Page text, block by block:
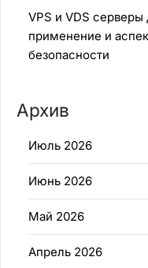
VPS и VDS серверы
применение и
безопасности
Архив
Июль 2026
Июнь 2026
Май 2026
Апрель 2026